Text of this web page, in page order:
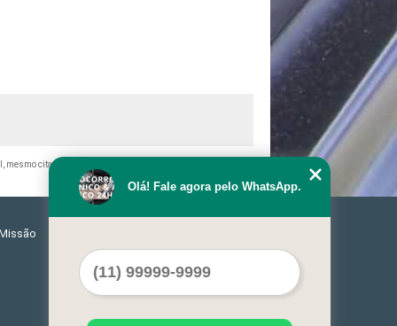
mesmo citando nossos links, é proibida sem a autorização do
Olá! Fale agora pelo WhatsApp.